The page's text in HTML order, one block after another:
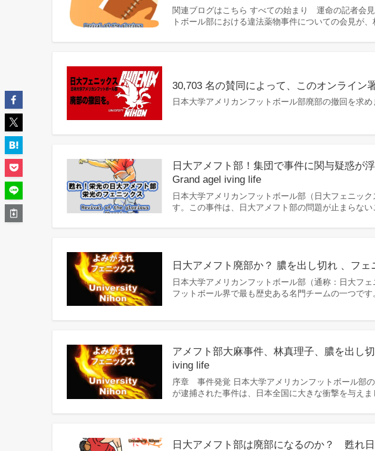
関連ブログはこちら すべての始まり 運命の記者会
トボール部における違法薬物事件についての会見が
30,703 名の賛同によって、このオンライン
日本大学アメリカンフットボール部廃部の撤回を求め
日大アメフト部！集団で事件に関与疑惑が
Grand agel iving life
日本大学アメリカンフットボール部（日大フェニッ
す。この事件は、日大アメフト部の問題が止まらな
日大アメフト廃部か？ 膿を出し切れ 、フ
日本大学アメリカンフットボール部（通称：日大フ
フットボール界で最も歴史ある名門チームの一つで
アメフト部大麻事件、林真理子、膿を出し
iving life
序章 事件発覚 日本大学アメリカンフットボール部
が逮捕された事件は、日本全国に大きな衝撃を与え
日大アメフト部は廃部になるのか？ 甦れ